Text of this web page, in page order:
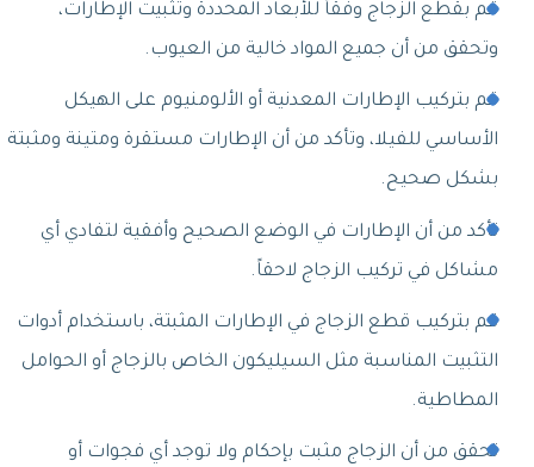
قم بقطع الزجاج وفقاً للأبعاد المحددة وتثبيت الإطارات،
وتحقق من أن جميع المواد خالية من العيوب.
قم بتركيب الإطارات المعدنية أو الألومنيوم على الهيكل
الأساسي للفيلا، وتأكد من أن الإطارات مستقرة ومتينة ومثبتة
بشكل صحيح.
تأكد من أن الإطارات في الوضع الصحيح وأفقية لتفادي أي
مشاكل في تركيب الزجاج لاحقاً.
قم بتركيب قطع الزجاج في الإطارات المثبتة، باستخدام أدوات
التثبيت المناسبة مثل السيليكون الخاص بالزجاج أو الحوامل
المطاطية.
تحقق من أن الزجاج مثبت بإحكام ولا توجد أي فجوات أو